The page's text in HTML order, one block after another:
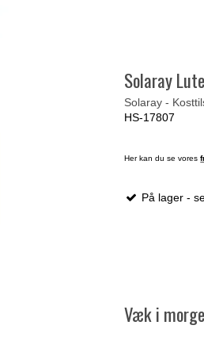
Solaray
Solaray -
HS-17807
Her kan du se vores
På lager -
Væk i